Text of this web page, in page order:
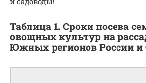
Таблица 1. Сроки посева
овощных культур на
Южных регионов России и